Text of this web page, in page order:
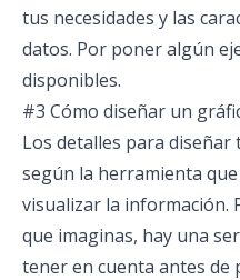
tus necesidades y las
datos. Por poner algún
disponibles.
#3 Cómo diseñar un
Los detalles para
según la herramienta
visualizar la información.
que imaginas, hay una
tener en cuenta antes de